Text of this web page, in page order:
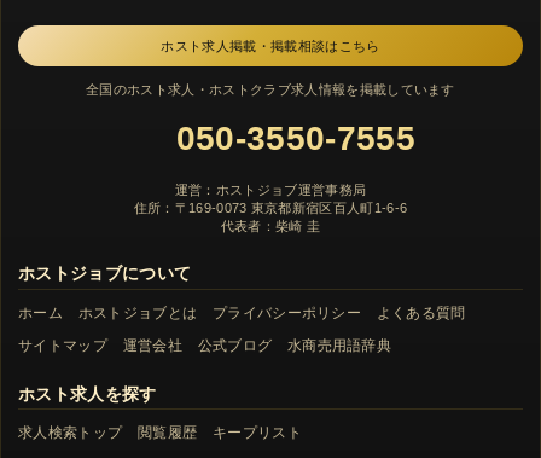
ホスト求人掲載・掲載相談はこちら
全国のホスト求人・ホストクラブ求人情報を掲載しています
050-3550-7555
運営：ホストジョブ運営事務局
住所：〒169-0073 東京都新宿区百人町1-6-6
代表者：柴崎 圭
ホストジョブについて
ホーム ホストジョブとは プライバシーポリシー
よくある質問
サイトマップ
運営会社 公式ブログ 水商売用語辞典
ホスト求人を探す
求人検索トップ 閲覧履歴 キープリスト